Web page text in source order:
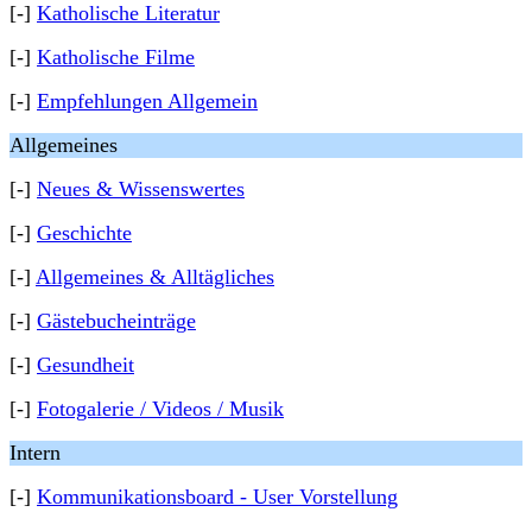
[-] Katholische Literatur
[-] Katholische Filme
[-] Empfehlungen Allgemein
Allgemeines
[-] Neues & Wissenswertes
[-] Geschichte
[-] Allgemeines & Alltägliches
[-] Gästebucheinträge
[-] Gesundheit
[-] Fotogalerie / Videos / Musik
Intern
[-] Kommunikationsboard - User Vorstellung